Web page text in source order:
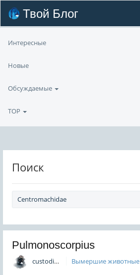
Твой Блог
Интересные
Новые
Обсуждаемые
TOP
Поиск
Pulmonoscorpius
custodian Вымершие животные